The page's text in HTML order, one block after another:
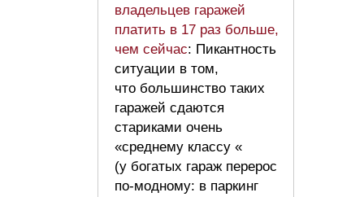
владельцев гаражей
платить в 17 раз больше,
чем сейчас: Пикантность
ситуации в том,
что большинство таких
гаражей сдаются
стариками очень
«среднему классу «
(у богатых гараж перерос
по-модному: в паркинг